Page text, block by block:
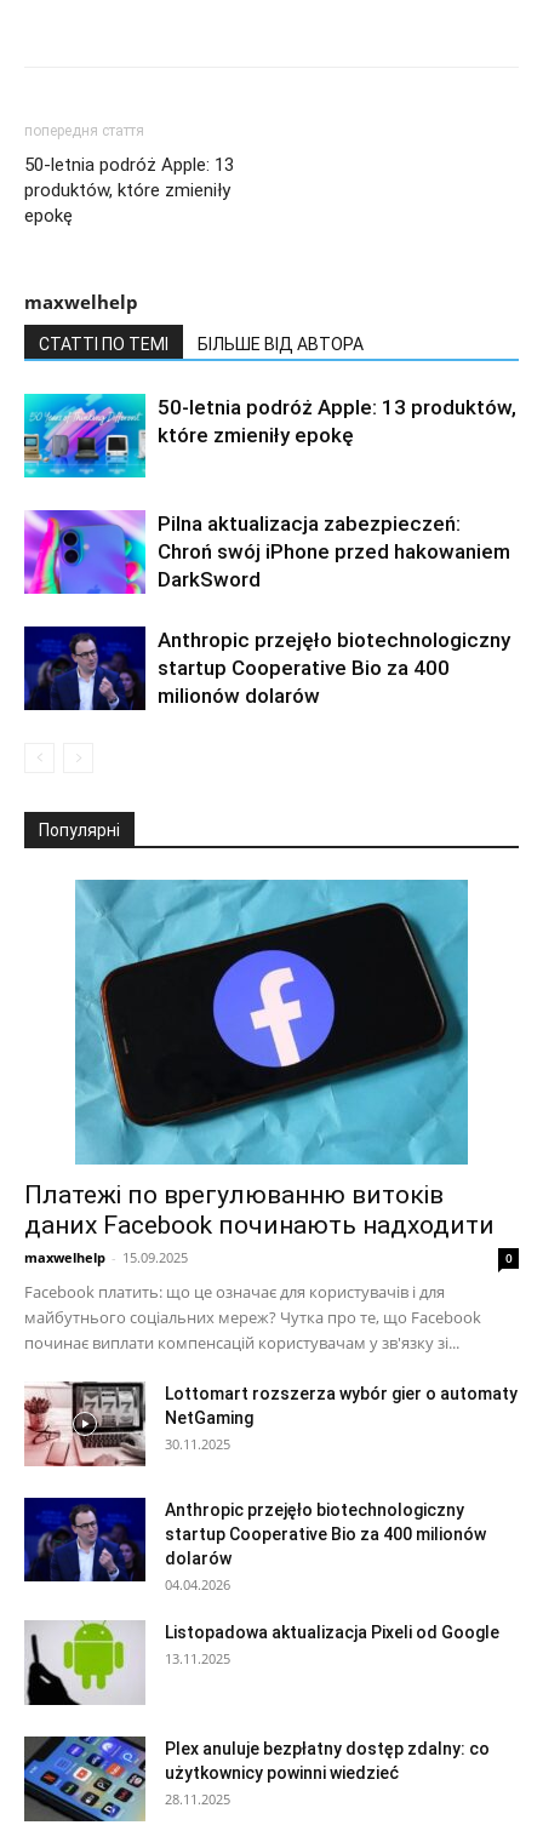
попередня стаття
50-letnia podróż Apple: 13
produktów, które zmieniły
epokę
maxwelhelp
СТАТТІ ПО ТЕМІ БІЛЬШЕ ВІД АВТОРА
50-letnia podróż Apple: 13 produktów,
które zmieniły epokę
Pilna aktualizacja zabezpieczeń:
Chroń swój iPhone przed hakowaniem
DarkSword
Anthropic przejęło biotechnologiczny
startup Cooperative Bio za 400
milionów dolarów
Популярні
Платежі по врегулюванню витоків
даних Facebook починають надходити
maxwelhelp - 15.09.2025 0
Facebook платить: що це означає для користувачів і для
майбутнього соціальних мереж? Чутка про те, що Facebook
починає виплати компенсацій користувачам у зв'язку зі...
Lottomart rozszerza wybór gier o automaty
NetGaming
30.11.2025
Anthropic przejęło biotechnologiczny
startup Cooperative Bio za 400 milionów
dolarów
04.04.2026
Listopadowa aktualizacja Pixeli od Google
13.11.2025
Plex anuluje bezpłatny dostęp zdalny: co
użytkownicy powinni wiedzieć
28.11.2025